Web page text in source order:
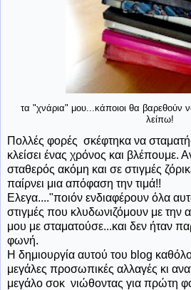
τα "χνάρια" μου...κάποιοι θα βαρεθούν
λείπω!
Πολλές φορές σκέφτηκα να
κλείσει ένας χρόνος και βλέπουμε.
σταθερός ακόμη και σε στιγμές
παίρνει μια απόφαση την τιμά!!
Ελεγα...."ποιόν ενδιαφέρουν όλα
στιγμές που κλυδωνιζόμουν με την
μου με σταματούσε...και δεν ήταν
φωνή.
Η δημιουργία αυτού του blog
μεγάλες προσωπικές αλλαγές κι
μεγάλο σοκ νιώθοντας για πρώτη